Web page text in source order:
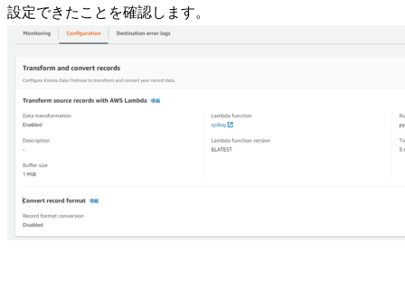
設定できたことを確認します。